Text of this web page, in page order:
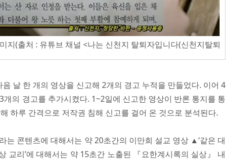
지(출처 : 유튜브 채널 <나는 신천지 탈퇴자입니다(신천지탈퇴
날 한 개의 영상을 신고해 2개의 경고 누적을 만들었다. 이어 4
의 경고를 추가시켰다. 1~2일에 신고한 영상이 반론 통지를 통
하루 간격으로 저작권 침해 신고를 걸어 온 것으로 분석된다.
는 콘텐츠에 대해서는 약 20초간의 이만희 설교 영상 ▲‘같은 대
교리’에 대해서는 약 15초간 노출된 『요한계시록의 실상』 내